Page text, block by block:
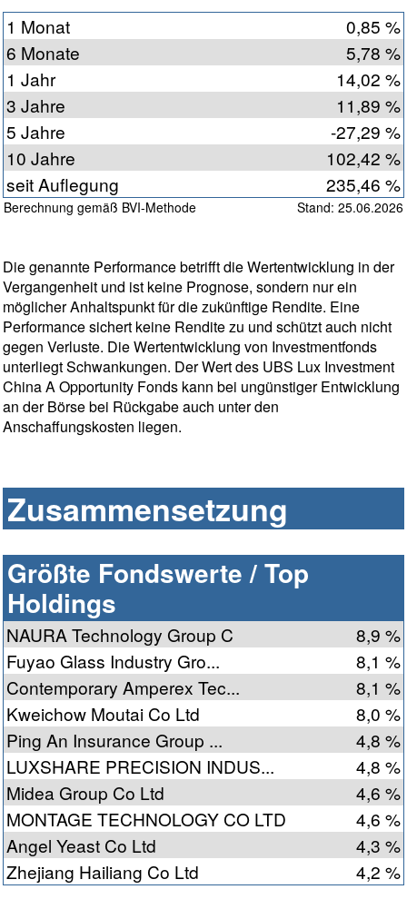
1 Monat
0,85 %
6 Monate
5,78 %
1 Jahr
14,02 %
3 Jahre
11,89 %
5 Jahre
-27,29 %
10 Jahre
102,42 %
seit Auflegung
235,46 %
Berechnung gemäß BVI-Methode Stand: 25.06.2026
Die genannte Performance betrifft die Wertentwicklung in der
Vergangenheit und ist keine Prognose, sondern nur ein
möglicher Anhaltspunkt für die zukünftige Rendite. Eine
Performance sichert keine Rendite zu und schützt auch nicht
gegen Verluste. Die Wertentwicklung von Investmentfonds
unterliegt Schwankungen. Der Wert des UBS Lux Investment
China A Opportunity Fonds kann bei ungünstiger Entwicklung
an der Börse bei Rückgabe auch unter den
Anschaffungskosten liegen.
Zusammensetzung
Größte Fondswerte / Top
Holdings
NAURA Technology Group C
8,9 %
Fuyao Glass Industry Gro...
8,1 %
Contemporary Amperex Tec...
8,1 %
Kweichow Moutai Co Ltd
8,0 %
Ping An Insurance Group ...
4,8 %
LUXSHARE PRECISION INDUS...
4,8 %
Midea Group Co Ltd
4,6 %
MONTAGE TECHNOLOGY CO LTD
4,6 %
Angel Yeast Co Ltd
4,3 %
Zhejiang Hailiang Co Ltd
4,2 %